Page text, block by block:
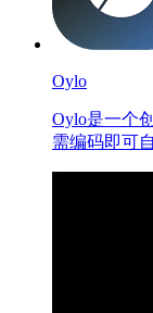
Oylo
Oylo是一个
需编码即可